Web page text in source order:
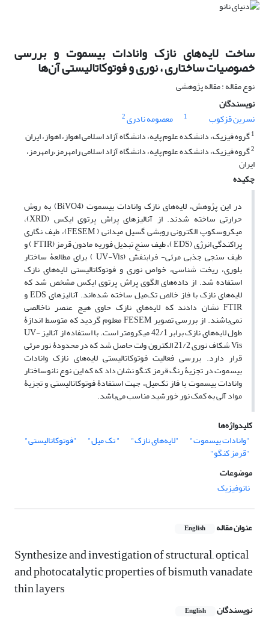
ساخت لایه‌های نازک‌‌ وانادات بیسموت و بررسی
خصوصیات ساختاری ، نوری و فوتوکاتالیستی آن‌ها
نوع مقاله : مقاله پژوهشی
نویسندگان
نسرین قزکوب
1 معصومه نادری2
1گروه فیزیک، دانشکده علوم پایه، دانشگاه آزاد اسلامی اهواز، اهواز، ایران
2گروه فیزیک، دانشکده علوم پایه، دانشگاه آزاد اسلامی رامهرمز،رامهرمز،
ایران
چکیده
در این پژوهش، لایه‌های نازک وانادات بیسموت (BiVO4) به ‌روش
حرارتی ساخته شدند. از آنالیزهای پراش پرتوی ایکس (XRD)،
میکروسکوپ الکترونی روبشی گسیل میدانی ( FESEM)، طیف نگاری
پراکندگی انرژی (EDS )، طیف سنج تبدیل فوریه مادون قرمز (FTIR ) و
طیف سنجی جذبی مرئی- فرابنفش (UV-Vis ) برای مطالعۀ ساختار
بلوری، ریخت شناسی، خواص نوری و فوتوکاتالیستی لایه‌های نازک‌
استفاده شد. از داده‌های الگوی پراش پرتوی ایکس مشخص شد که
لایه‌های نازک با فاز خالص تک‌میل ساخته شده‌اند. آنالیزهای EDS و
FTIR نشان دادند که لایه‌های نازک‌ حاوی هیچ عنصر ناخالصی
نمی‌باشند. از بررسی تصویر FESEM معلوم گردید که متوسط اندازۀ
طول لایه‌های نازک برابر 42/1 میکرومتر است. با استفاده از آنالیز UV-
Vis شکاف نوری 21/2 الکترون ولت حاصل شد که در محدودۀ نور مرئی
قرار دارد. بررسی فعالیت فوتوکاتالیستی لایه‌های نازک وانادات
بیسموت در تجزیۀ رنگ قرمز کنگو نشان داد که که این نوع نانوساختار
وانادات بیسموت با فاز تک‌میل، جهت استفادۀ فوتوکاتالیستی و تجزیۀ
مواد آلی به کمک نور خورشید مناسب می‌باشد.
کلیدواژه‌ها
"وانادات بیسموت"
"لایه‌های نازک‌" " تک میل" "فوتوکاتالیستی"
"قرمز کنگو"
موضوعات
نانوفیزیک
عنوان مقاله English
Synthesize and investigation of structural, optical
and photocatalytic properties of bismuth vanadate
thin layers
نویسندگان English